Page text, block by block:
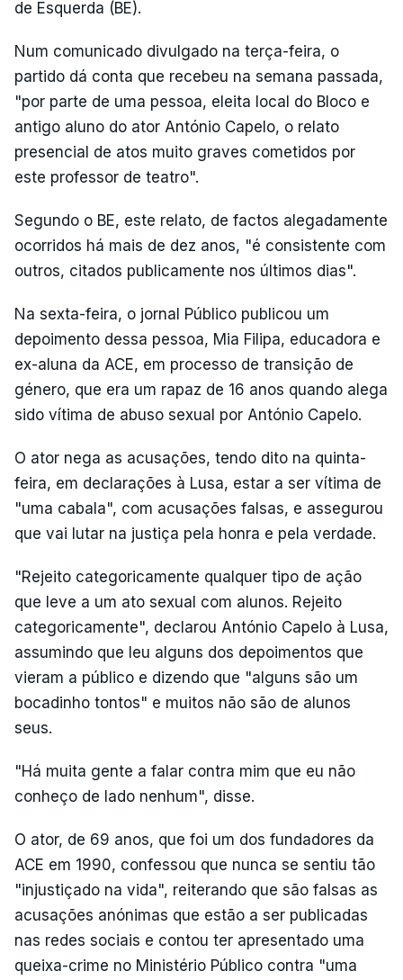
de Esquerda (BE).
Num comunicado divulgado na terça-feira, o
partido dá conta que recebeu na semana passada,
"por parte de uma pessoa, eleita local do Bloco e
antigo aluno do ator António Capelo, o relato
presencial de atos muito graves cometidos por
este professor de teatro".
Segundo o BE, este relato, de factos alegadamente
ocorridos há mais de dez anos, "é consistente com
outros, citados publicamente nos últimos dias".
Na sexta-feira, o jornal Público publicou um
depoimento dessa pessoa, Mia Filipa, educadora e
ex-aluna da ACE, em processo de transição de
género, que era um rapaz de 16 anos quando alega
sido vítima de abuso sexual por António Capelo.
O ator nega as acusações, tendo dito na quinta-
feira, em declarações à Lusa, estar a ser vítima de
"uma cabala", com acusações falsas, e assegurou
que vai lutar na justiça pela honra e pela verdade.
"Rejeito categoricamente qualquer tipo de ação
que leve a um ato sexual com alunos. Rejeito
categoricamente", declarou António Capelo à Lusa,
assumindo que leu alguns dos depoimentos que
vieram a público e dizendo que "alguns são um
bocadinho tontos" e muitos não são de alunos
seus.
"Há muita gente a falar contra mim que eu não
conheço de lado nenhum", disse.
O ator, de 69 anos, que foi um dos fundadores da
ACE em 1990, confessou que nunca se sentiu tão
"injustiçado na vida", reiterando que são falsas as
acusações anónimas que estão a ser publicadas
nas redes sociais e contou ter apresentado uma
queixa-crime no Ministério Público contra "uma